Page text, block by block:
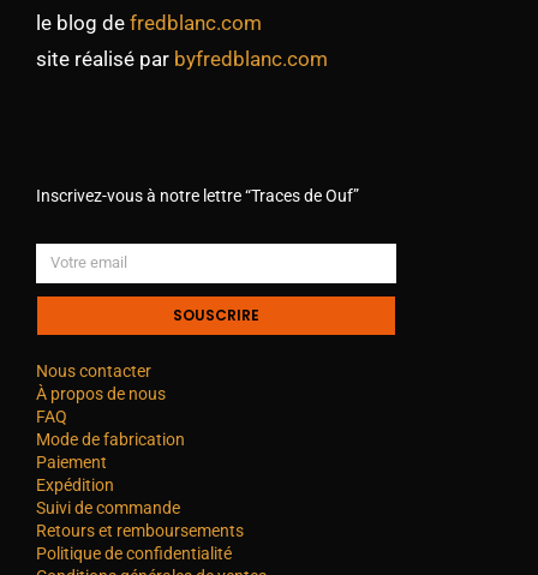
le blog de fredblanc.com
site réalisé par byfredblanc.com
Inscrivez-vous à notre lettre “Traces de Ouf”
SOUSCRIRE
Nous contacter
À propos de nous
FAQ
Mode de fabrication
Paiement
Expédition
Suivi de commande
Retours et remboursements
Politique de confidentialité